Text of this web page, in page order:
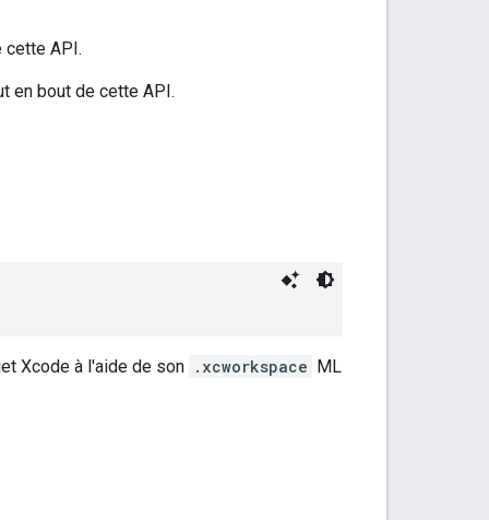
cette API.
en bout de cette API.
Xcode à l'aide de son .xcworkspace ML